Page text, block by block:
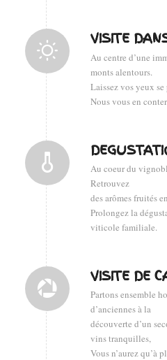
VISITE
Au centre d’une
monts alentours.
Laissez vos yeux
Nous vous en
Au coeur du
Retrouvez
des arômes fruités
Prolongez la
viticole familiale.
VISITE DE
Partons ensemble
d’anciennes à la
découverte d’un
vins tranquilles,
Vous n’aurez qu’à